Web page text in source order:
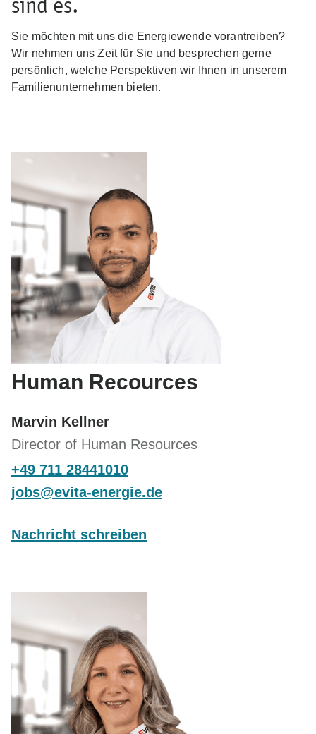
Sie möchten mit uns die Energiewende vorantreiben?
Wir nehmen uns Zeit für Sie und besprechen gerne
persönlich, welche Perspektiven wir Ihnen in unserem
Familienunternehmen bieten.
Human Recources
Marvin Kellner
Director of Human Resources
+49 711 28441010
j
bs v t - n rg d
Nachricht schreiben